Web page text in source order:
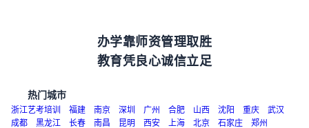
办学靠师资管理取胜
热门城市